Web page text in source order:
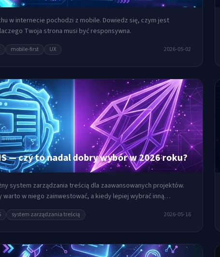
w internecie pochodzi z mobile. Dowiedz się, czym jest
Twoja strona musi być responsywna.
mobile-first UX 2026-05-02
6 min
— czy to nadal dobry wybór w 2026 roku?
system zarządzania treścią dla zaawansowanych projektów.
warto w niego zainwestować, a kiedy lepiej wybrać inną
system zarządzania treścią 2026-05-16